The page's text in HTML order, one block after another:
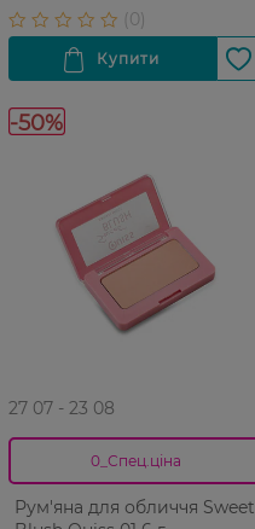
-50%
27 07 - 23 08
0_Спец.ціна
Рум'яна для обличчя Sweet